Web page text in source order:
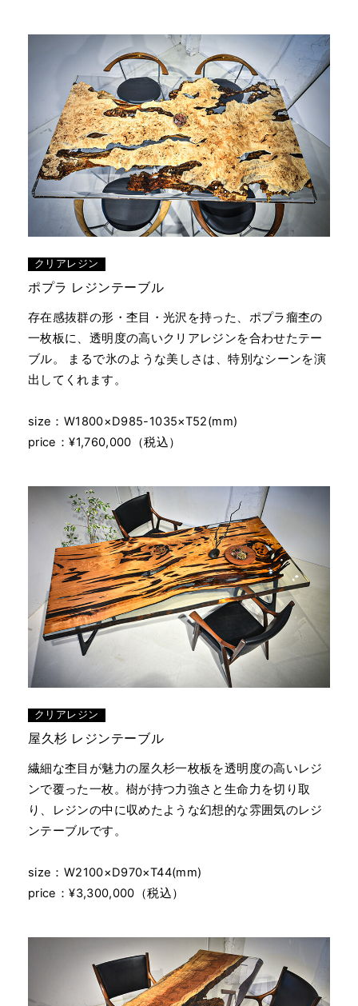
クリアレジン
ポプラ レジンテーブル
存在感抜群の形・杢目・光沢を持った、ポプラ瘤杢の
一枚板に、透明度の高いクリアレジンを合わせたテー
ブル。 まるで氷のような美しさは、特別なシーンを演
出してくれます。
size：W1800×D985-1035×T52(mm)
price：¥1,760,000（税込）
クリアレジン
屋久杉 レジンテーブル
繊細な杢目が魅力の屋久杉一枚板を透明度の高いレジ
ンで覆った一枚。樹が持つ力強さと生命力を切り取
り、レジンの中に収めたような幻想的な雰囲気のレジ
ンテーブルです。
size：W2100×D970×T44(mm)
price：¥3,300,000（税込）